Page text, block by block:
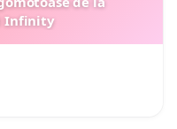
Infinity